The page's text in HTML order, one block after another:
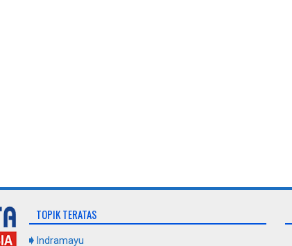
TOPIK TERATAS
Indramayu